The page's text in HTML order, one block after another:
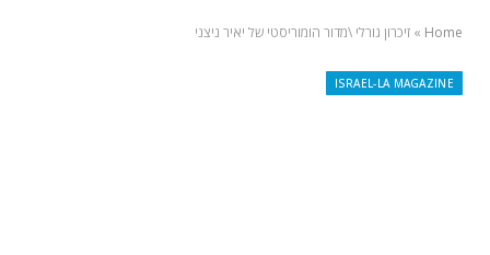
Home
» זיכרון גורלי \מדור הומוריסטי של יאיר ניצני
ISRAEL-LA MAGAZINE